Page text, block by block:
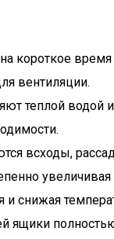
короткое
вентиляции.
теплой водой
всходы,
и снижая
ящики